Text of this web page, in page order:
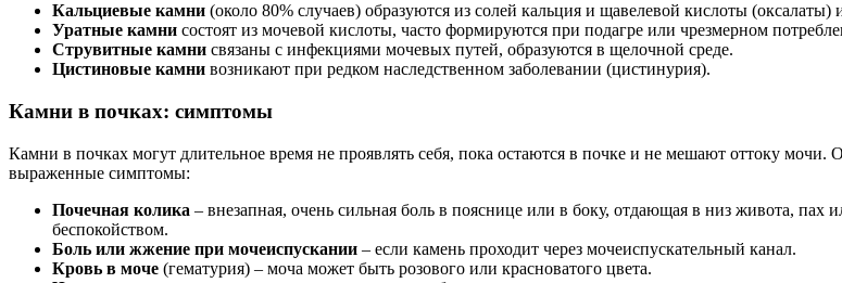
Кальциевые камни (около 80% случаев) образуются из солей кальция и щавелевой кислоты
Уратные камни состоят из мочевой кислоты, часто формируются при подагре или чрезмерном
Струвитные камни связаны с инфекциями мочевых путей, образуются в щелочной среде.
Цистиновые камни возникают при редком наследственном заболевании (цистинурия).
Камни в почках: симптомы
Камни в почках могут длительное время не проявлять себя, пока остаются в почке и не мешают оттоку мочи.
выраженные симптомы:
Почечная колика – внезапная, очень сильная боль в пояснице или в боку, отдающая в низ живота, пах
беспокойством.
Боль или жжение при мочеиспускании – если камень проходит через мочеиспускательный канал.
Кровь в моче (гематурия) – моча может быть розового или красноватого цвета.